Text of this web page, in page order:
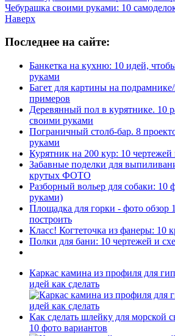
Чебурашка своими руками: 10
Наверх
Последнее на сайте:
Банкетка на кухню: 10 идей,
руками
Багет для картины на
примеров
Деревянный пол в курятнике. 10
своими руками
Пограничный столб-бар. 8
руками
Курятник на 200 кур: 10
Забавные поделки для
крутых ФОТО
Разборный вольер для собаки: 10
руками)
Площадка для горки - фото обзор
построить
Класс! Когтеточка из фанеры: 10
Полки для бани: 10 чертежей и
Каркас камина из профиля для
идей как сделать
Как сделать шлейку для морской
10 фото вариантов